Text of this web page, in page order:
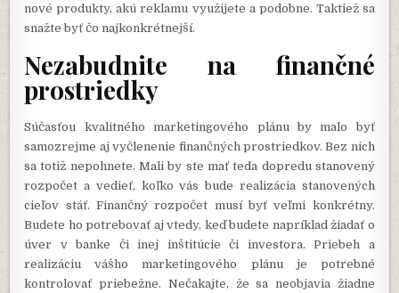
nové produkty, akú reklamu využijete a podobne. Taktiež sa
snažte byť čo najkonkrétnejší.
Nezabudnite na finančné
prostriedky
Súčasťou kvalitného marketingového plánu by malo byť
samozrejme aj vyčlenenie finančných prostriedkov. Bez nich
sa totiž nepohnete. Mali by ste mať teda dopredu stanovený
rozpočet a vedieť, koľko vás bude realizácia stanovených
cieľov stáť. Finančný rozpočet musí byť veľmi konkrétny.
Budete ho potrebovať aj vtedy, keď budete napríklad žiadať o
úver v banke či inej inštitúcie či investora.Priebeh a
realizáciu vášho marketingového plánu je potrebné
kontrolovať priebežne. Nečakajte, že sa neobjavia žiadne